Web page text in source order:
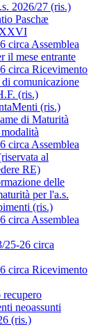
2026/27 (ris.)
Paschæ
circa Assemblea
il mese entrante
circa Ricevimento
comunicazione
(ris.)
(ris.)
di Maturità
circa Assemblea
al
RE)
delle
per l'a.s.
(ris.)
circa Assemblea
25-26 circa
circa Ricevimento
recupero
neoassunti
(ris.)